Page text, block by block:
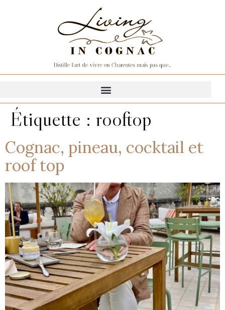
Étiquette : rooftop
Cognac, pineau, cocktail et
roof top